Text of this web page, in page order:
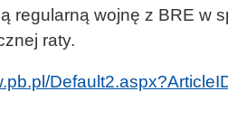
regularną wojnę z BRE w
raty.